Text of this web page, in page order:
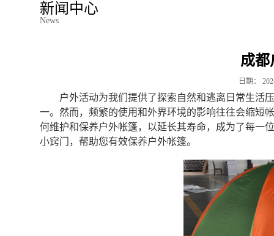
新闻中心
News
成都
日期：
户外活动为我们提供了探索自然和逃离日常生活
一。然而，频繁的使用和外界环境的影响往往会缩短
何维护和保养户外帐篷，以延长其寿命，成为了每一
小窍门，帮助您有效保养户外帐篷。